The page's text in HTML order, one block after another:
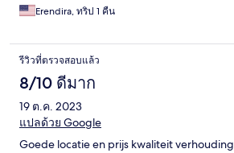
Erendira, ทริป 1 คืน
รีวิวที่ตรวจสอบแล้ว
8/10 ดีมาก
19 ต.ค. 2023
แปลด้วย Google
Goede locatie en prijs kwaliteit verhouding